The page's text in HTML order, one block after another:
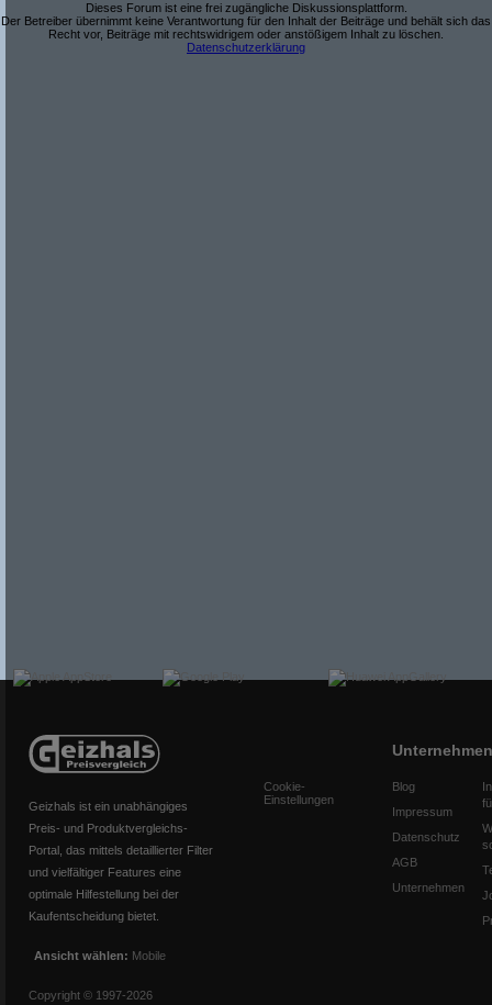
Dieses Forum ist eine frei zugängliche Diskussionsplattform.
Der Betreiber übernimmt keine Verantwortung für den Inhalt der Beiträge und behält sich das
Recht vor, Beiträge mit rechtswidrigem oder anstößigem Inhalt zu löschen.
Datenschutzerklärung
Geizhals ist ein unabhängiges
Preis- und Produktvergleichs-
Portal, das mittels detaillierter Filter
und vielfältiger Features eine
optimale Hilfestellung bei der
Kaufentscheidung bietet.
Ansicht wählen: Mobile
Copyright © 1997-2026
Cookie-
Einstellungen
Unternehmen
Blog
Impressum
Datenschutz
AGB
Unternehmen